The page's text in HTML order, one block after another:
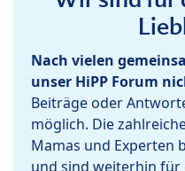
Nach vielen
unser HiPP Forum
Beiträge oder
möglich. Die
Mamas und Experten
und sind weiterhin für